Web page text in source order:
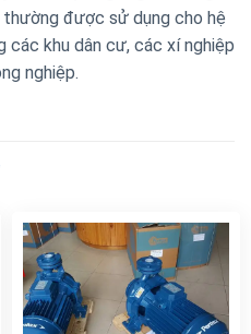
được sử dụng cho hệ
khu dân cư, các xí nghiệp
nghiệp.